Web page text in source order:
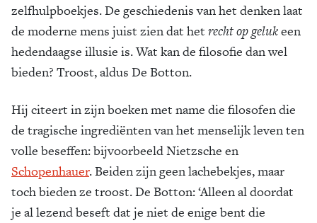
zelfhulpboekjes. De geschiedenis van het denken laat
de moderne mens juist zien dat het recht op gelukeen
hedendaagse illusie is. Wat kan de filosofie dan wel
bieden? Troost, aldus De Botton.
Hij citeert in zijn boeken met name die filosofen die
de tragische ingrediënten van het menselijk leven ten
volle beseffen: bijvoorbeeld Nietzsche en
Schopenhauer. Beiden zijn geen lachebekjes, maar
toch bieden ze troost. De Botton: ‘Alleen al doordat
je al lezend beseft dat je niet de enige bent die